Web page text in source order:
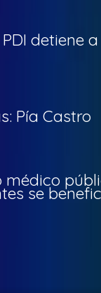
detiene
Pía Castro
se